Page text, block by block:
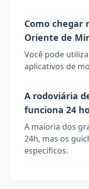
Como chegar
Oriente de
Você pode
aplicativos de
A rodoviária
funciona 24
A maioria dos
24h, mas os
específicos.